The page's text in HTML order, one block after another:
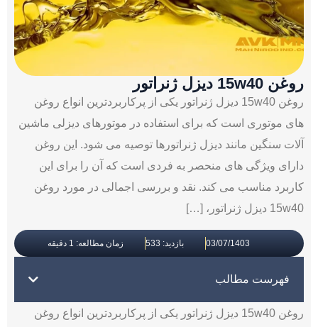
روغن 15w40 دیزل ژنراتور
روغن 15w40 دیزل ژنراتور یکی از پرکاربردترین انواع روغن‌
های موتوری است که برای استفاده در موتورهای دیزلی ماشین
‌آلات سنگین مانند دیزل ژنراتورها توصیه می ‌شود. این روغن
دارای ویژگی ‌های منحصر به ‌فردی است که آن را برای این
کاربرد مناسب می‌ کند. نقد و بررسی اجمالی در مورد روغن
15w40 دیزل ژنراتور، […]
03/07/1403 بازدید: 533 زمان مطالعه: 1 دقیقه
فهرست مطالب
روغن 15w40 دیزل ژنراتور یکی از پرکاربردترین انواع روغن‌